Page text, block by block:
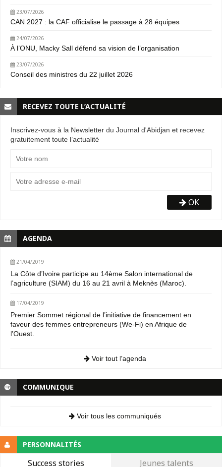
23/07/2026
CAN 2027 : la CAF officialise le passage à 28 équipes
24/07/2026
À l’ONU, Macky Sall défend sa vision de l’organisation
23/07/2026
Conseil des ministres du 22 juillet 2026
RECEVEZ TOUTE L’ACTUALITÉ
Inscrivez-vous à la Newsletter du Journal d'Abidjan et recevez
gratuitement toute l’actualité
OK
AGENDA
21/04/2019
La Côte d’Ivoire participe au 14ème Salon international de
l’agriculture (SIAM) du 16 au 21 avril à Meknès (Maroc).
17/04/2019
Premier Sommet régional de l’initiative de financement en
faveur des femmes entrepreneurs (We-Fi) en Afrique de
l’Ouest.
Voir tout l’agenda
COMMUNIQUE
Voir tous les communiqués
PERSONNALITÉS
Success stories Jeunes talents